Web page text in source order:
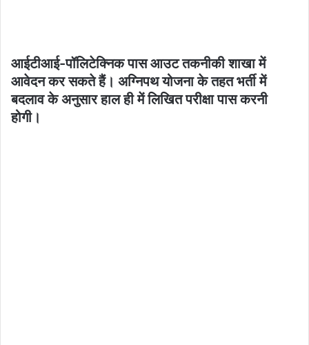
आईटीआई-पॉलिटेक्निक पास आउट तकनीकी शाखा में
आवेदन कर सकते हैं। अग्निपथ योजना के तहत भर्ती में
बदलाव के अनुसार हाल ही में लिखित परीक्षा पास करनी
होगी।